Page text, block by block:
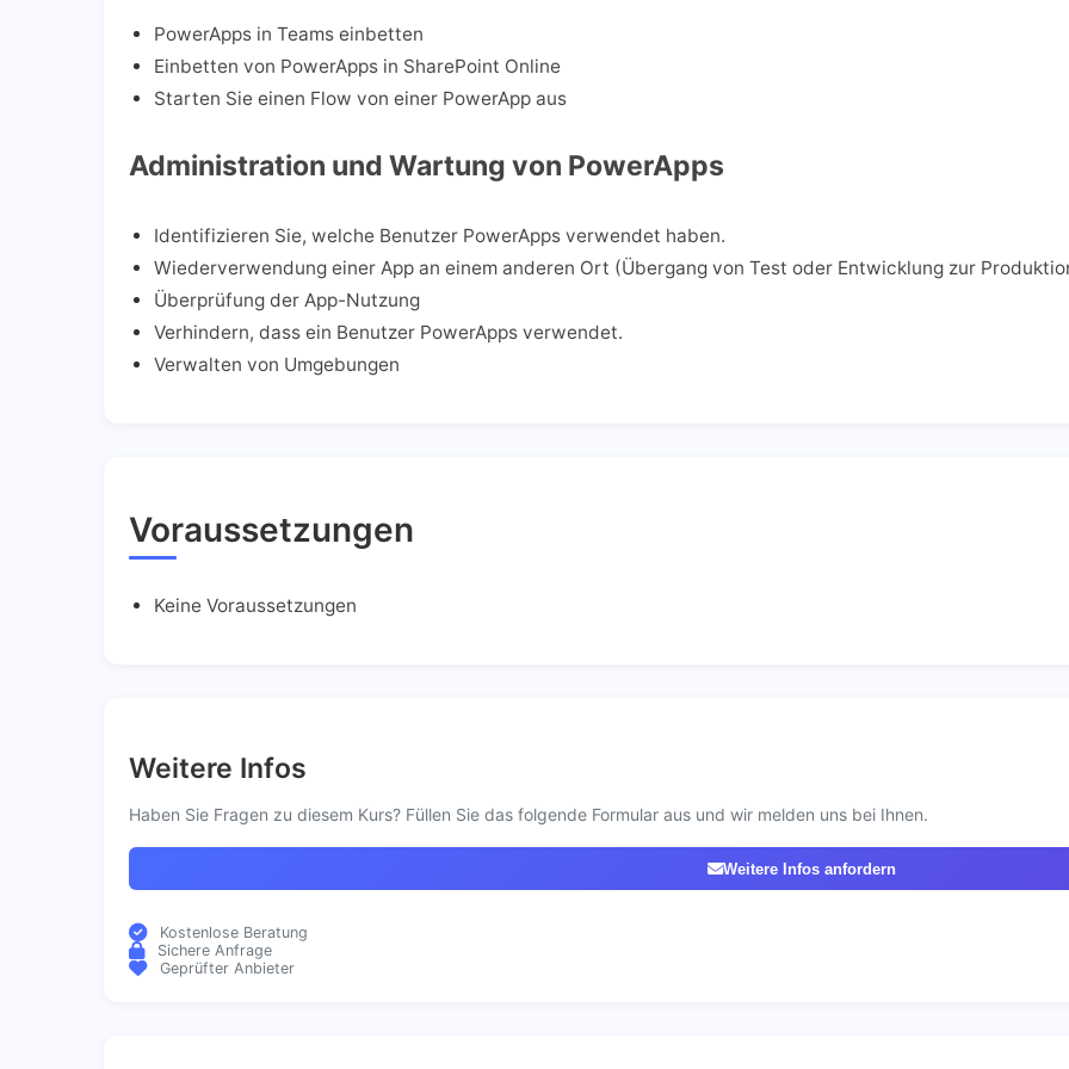
PowerApps in Teams einbetten
Einbetten von PowerApps in SharePoint Online
Starten Sie einen Flow von einer PowerApp aus
Administration und Wartung von PowerApps
Identifizieren Sie, welche Benutzer PowerApps verwendet haben.
Wiederverwendung einer App an einem anderen Ort (Übergang von Test oder Entwicklung zur
Überprüfung der App-Nutzung
Verhindern, dass ein Benutzer PowerApps verwendet.
Verwalten von Umgebungen
Voraussetzungen
Keine Voraussetzungen
Weitere Infos
Haben Sie Fragen zu diesem Kurs? Füllen Sie das folgende Formular aus und wir melden uns bei Ihnen.
Weitere Infos anfordern
Kostenlose Beratung
Sichere Anfrage
Geprüfter Anbieter